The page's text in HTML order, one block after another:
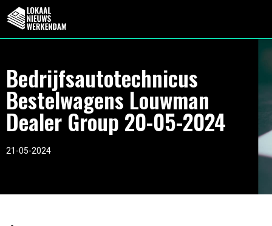
Bedrijfsautotechnicus
Bestelwagens Louwman
Dealer Group 20-05-2024
21-05-2024